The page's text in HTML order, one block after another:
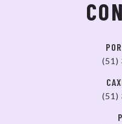
(51)
(51)